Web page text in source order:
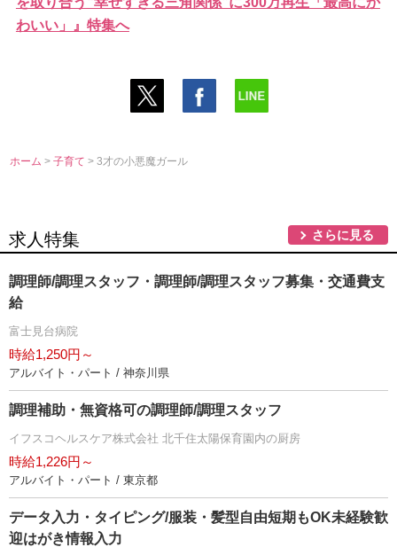
わいい」』特集へ
ホーム >子育て> 3才の小悪魔ガール
求人特集 さらに見る
調理師/調理スタッフ・調理師/調理スタッフ募集・交通費支
給
富士見台病院
時給1,250円～
アルバイト・パート / 神奈川県
調理補助・無資格可の調理師/調理スタッフ
イフスコヘルスケア株式会社 北千住太陽保育園内の厨房
時給1,226円～
アルバイト・パート / 東京都
データ入力・タイピング/服装・髪型自由短期もOK未経験歓
迎はがき情報入力